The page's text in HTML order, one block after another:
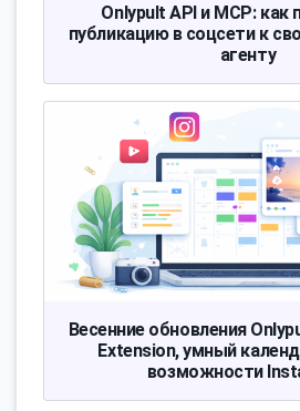
Onlypult API и MCP: как
публикацию в соцсети к
агенту
Весенние обновления
Extension, умный
возможности